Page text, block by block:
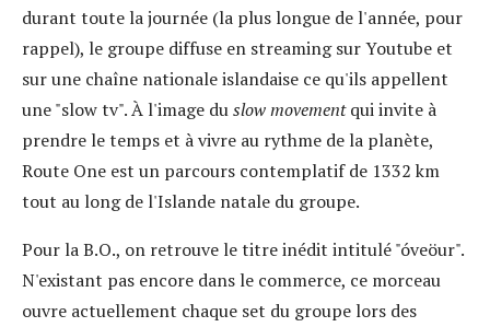
durant toute la journée (la plus longue de l'année, pour
rappel), le groupe diffuse en streaming sur Youtube et
sur une chaîne nationale islandaise ce qu'ils appellent
une "slow tv". À l'image duslow movementqui invite à
prendre le temps et à vivre au rythme de la planète,
Route One est un parcours contemplatif de 1332 km
tout au long de l'Islande natale du groupe.
Pour la B.O., on retrouve le titre inédit intitulé "óveöur".
N'existant pas encore dans le commerce, ce morceau
ouvre actuellement chaque set du groupe lors des